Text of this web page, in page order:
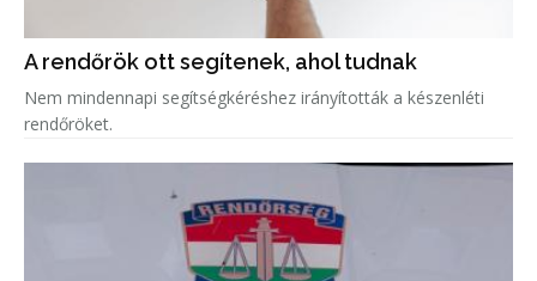
A rendőrök ott segítenek, ahol tudnak
Nem mindennapi segítségkéréshez irányították a készenléti
rendőröket.